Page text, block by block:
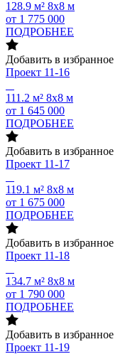
128.9 м² 8х8 м
от 1 775 000
ПОДРОБНЕЕ
Добавить в избранное
Проект 11-16
111.2 м² 8х8 м
от 1 645 000
ПОДРОБНЕЕ
Добавить в избранное
Проект 11-17
119.1 м² 8х8 м
от 1 675 000
ПОДРОБНЕЕ
Добавить в избранное
Проект 11-18
134.7 м² 8х8 м
от 1 790 000
ПОДРОБНЕЕ
Добавить в избранное
Проект 11-19